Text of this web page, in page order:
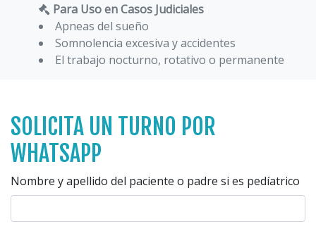
Para Uso en Casos Judiciales
Apneas del sueño
Somnolencia excesiva y accidentes
El trabajo nocturno, rotativo o permanente
SOLICITA UN TURNO POR
WHATSAPP
Nombre y apellido del paciente o padre si es pedíatrico